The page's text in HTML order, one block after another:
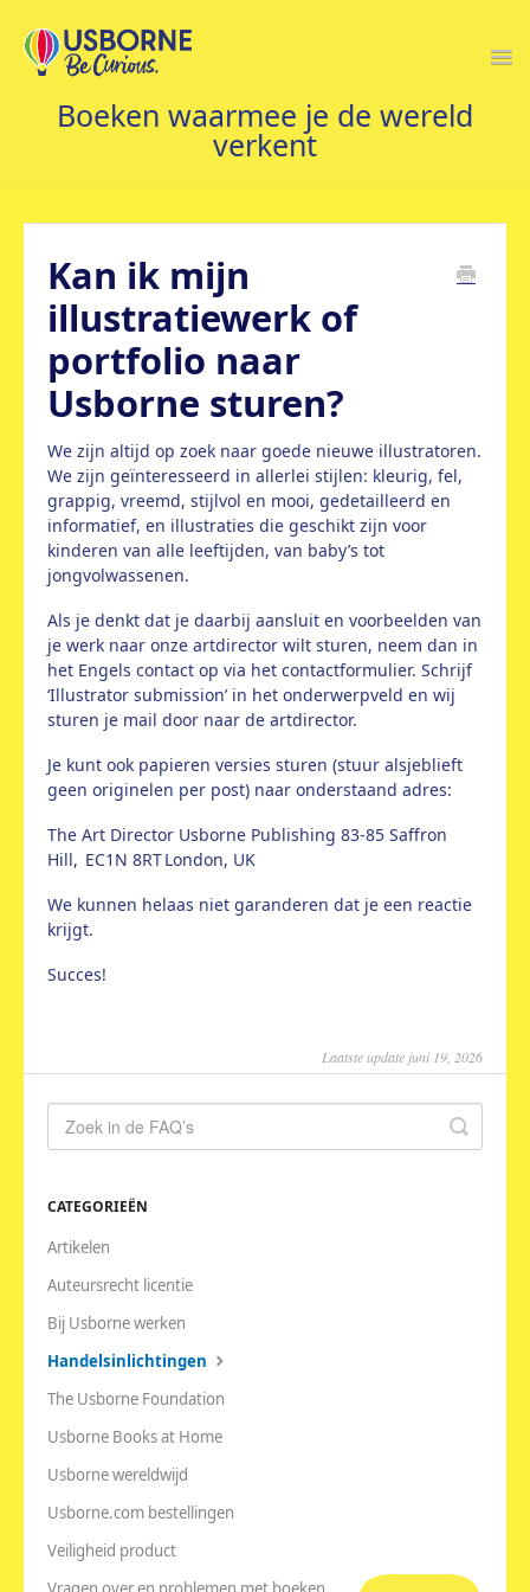
Kan ik mijn
illustratiewerk of
portfolio naar
Usborne sturen?
We zijn altijd op zoek naar goede nieuwe illustratoren.
We zijn geïnteresseerd in allerlei stijlen: kleurig, fel,
grappig, vreemd, stijlvol en mooi, gedetailleerd en
informatief, en illustraties die geschikt zijn voor
kinderen van alle leeftijden, van baby’s tot
jongvolwassenen.
Als je denkt dat je daarbij aansluit en voorbeelden van
je werk naar onze artdirector wilt sturen, neem dan in
het Engels contact op via het contactformulier. Schrijf
‘Illustrator submission’ in het onderwerpveld en wij
sturen je mail door naar de artdirector.
Je kunt ook papieren versies sturen (stuur alsjeblieft
geen originelen per post) naar onderstaand adres:
The Art Director Usborne Publishing 83-85 Saffron
Hill, EC1N 8RT London, UK
We kunnen helaas niet garanderen dat je een reactie
krijgt.
Succes!
Laatste update juni 19, 2026
CATEGORIEËN
Artikelen
Auteursrecht licentie
Bij Usborne werken
Handelsinlichtingen
The Usborne Foundation
Usborne Books at Home
Usborne wereldwijd
Usborne.com bestellingen
Veiligheid product